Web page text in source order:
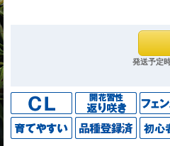
発送予定